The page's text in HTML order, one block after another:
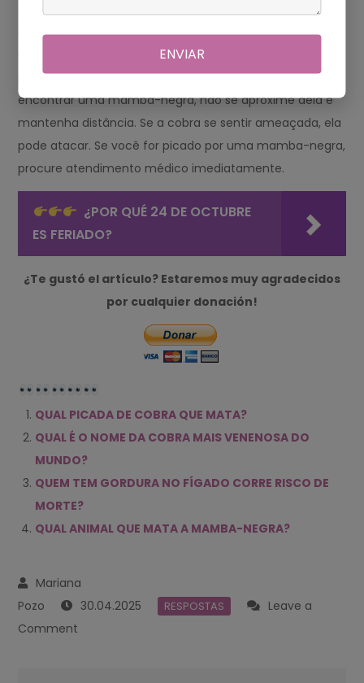
a menos que se sinta ameaçada. No entanto, é
importante estar ciente da presença de mambas-
negras em áreas onde elas são comuns e tomar
precauções para evitar o contato com elas. Se você
encontrar uma mamba-negra, não se aproxime dela e
mantenha distância. Se a cobra se sentir ameaçada, ela
pode atacar. Se você for picado por uma mamba-negra,
procure atendimento médico imediatamente.
¿POR QUÉ 24 DE OCTUBRE
ES FERIADO?
¿Te gustó el artículo? Estaremos muy agradecidos
por cualquier donación!
QUAL PICADA DE COBRA QUE MATA?
QUAL É O NOME DA COBRA MAIS VENENOSA DO
MUNDO?
QUEM TEM GORDURA NO FÍGADO CORRE RISCO DE
MORTE?
QUAL ANIMAL QUE MATA A MAMBA-NEGRA?
30.04.2025 RESPOSTAS
Leave a
Comment
ENVIAR